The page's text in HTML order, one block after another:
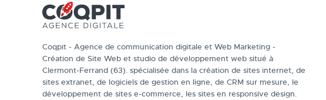
Coqpit - Agence de communication digitale et Web Marketing -
Création de Site Web et studio de développement web situé à
Clermont-Ferrand (63). spécialisée dans la création de sites internet, de
sites extranet, de logiciels de gestion en ligne, de CRM sur mesure, le
développement de sites e-commerce, les sites en responsive design.